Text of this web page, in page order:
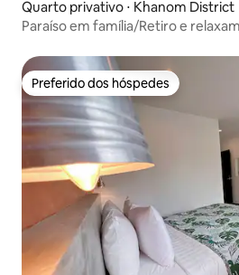
Quarto privativo ⋅ Khanom District
Paraíso em família/Retiro e
Preferido dos hóspedes
Preferido dos hóspedes